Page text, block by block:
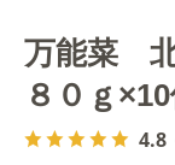
万能菜
８０ｇ×10
4.8